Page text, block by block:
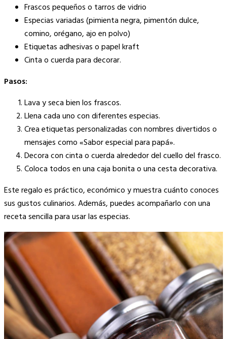
Frascos pequeños o tarros de vidrio
Especias variadas (pimienta negra, pimentón dulce,
comino, orégano, ajo en polvo)
Etiquetas adhesivas o papel kraft
Cinta o cuerda para decorar.
Pasos:
Lava y seca bien los frascos.
Llena cada uno con diferentes especias.
Crea etiquetas personalizadas con nombres divertidos o
mensajes como «Sabor especial para papá».
Decora con cinta o cuerda alrededor del cuello del frasco.
Coloca todos en una caja bonita o una cesta decorativa.
Este regalo es práctico, económico y muestra cuánto conoces
sus gustos culinarios. Además, puedes acompañarlo con una
receta sencilla para usar las especias.